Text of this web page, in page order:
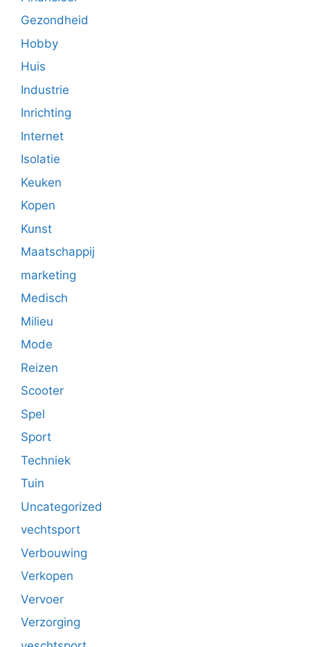
Gezondheid
Hobby
Huis
Industrie
Inrichting
Internet
Isolatie
Keuken
Kopen
Kunst
Maatschappij
marketing
Medisch
Milieu
Mode
Reizen
Scooter
Spel
Sport
Techniek
Tuin
Uncategorized
vechtsport
Verbouwing
Verkopen
Vervoer
Verzorging